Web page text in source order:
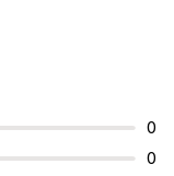
0
0